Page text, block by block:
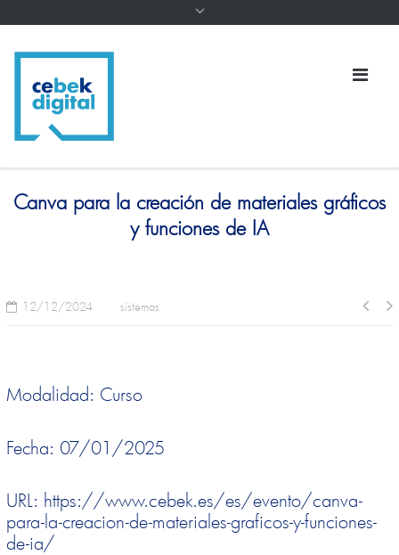
Canva para la creación de materiales gráficos
y funciones de IA
12/12/2024 sistemas
Modalidad: Curso
Fecha: 07/01/2025
URL: https://www.cebek.es/es/evento/canva-
para-la-creacion-de-materiales-graficos-y-funciones-
de-ia/